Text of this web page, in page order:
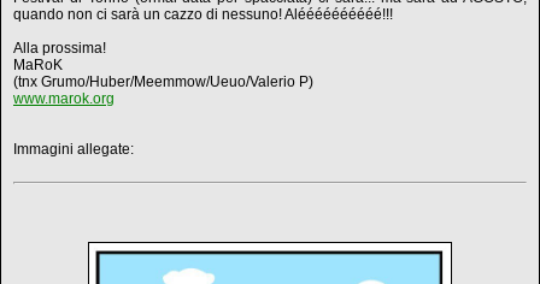
quando non ci sarà un cazzo di nessuno! Aléééééééééé!!!
Alla prossima!
MaRoK
(tnx Grumo/Huber/Meemmow/Ueuo/Valerio P)
www.marok.org
Immagini allegate: